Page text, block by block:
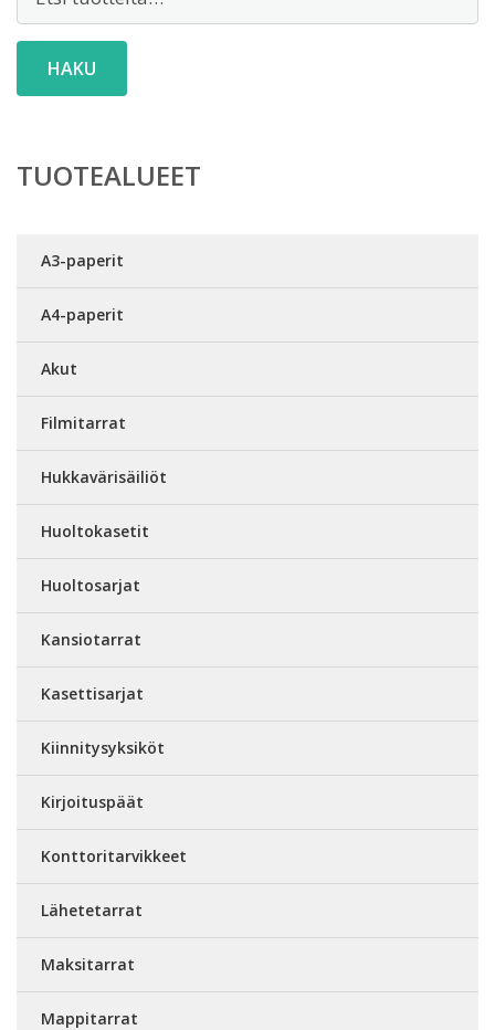
HAKU
TUOTEALUEET
A3-paperit
A4-paperit
Akut
Filmitarrat
Hukkavärisäiliöt
Huoltokasetit
Huoltosarjat
Kansiotarrat
Kasettisarjat
Kiinnitysyksiköt
Kirjoituspäät
Konttoritarvikkeet
Lähetetarrat
Maksitarrat
Mappitarrat